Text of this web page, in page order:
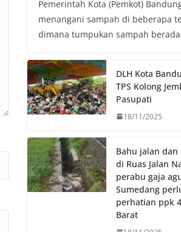
e
b
o
k
t
t
e
t
s
A
p
y
L
i
k
Pemerintah Kota (Pemkot)
menangani sampah di beberapa
dimana tumpukan sampah
DLH Kota
TPS Kolong
Pasupati
18/11/2025
Bahu jalan dan
di Ruas Jalan
perabu gaja
Sumedang
perhatian ppk
Barat